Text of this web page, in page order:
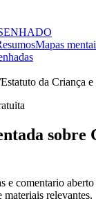
Mapas
Estatuto da Criança
sobre
e comentario
materiais relevantes.